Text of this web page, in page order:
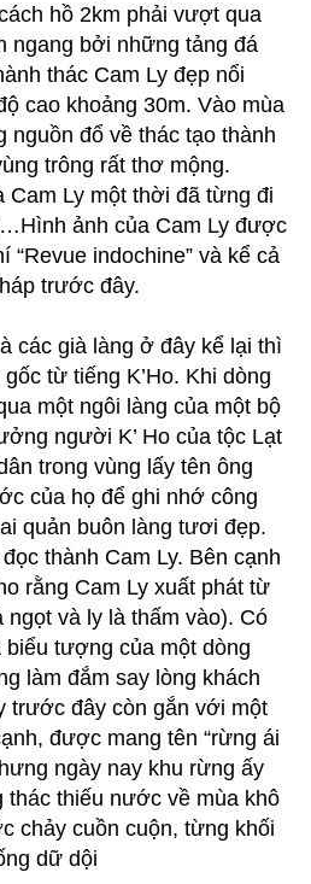
hồ 2km phải vượt qua
ngang bởi những tảng đá
thác Cam Ly đẹp nổi
cao khoảng 30m. Vào mùa
đổ về thác tạo thành
trông rất thơ mộng.
Cam Ly một thời đã từng đi
ảnh của Cam Ly được
“Revue indochine” và kể cả
trước đây.
các già làng ở đây kể lại thì
từ tiếng K’Ho. Khi dòng
một ngôi làng của một bộ
người K’ Ho của tộc Lạt
trong vùng lấy tên ông
của họ để ghi nhớ công
quản buôn làng tươi đẹp.
thành Cam Ly. Bên cạnh
rằng Cam Ly xuất phát từ
ngọt và ly là thấm vào). Có
biểu tượng của một dòng
làm đắm say lòng khách
trước đây còn gắn với một
được mang tên “rừng ái
ngày nay khu rừng ấy
thác thiếu nước về mùa khô
chảy cuồn cuộn, từng khối
dữ dội